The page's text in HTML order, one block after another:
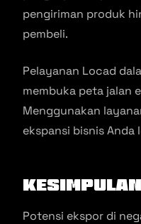
pengiriman produk
pembeli.
Pelayanan Locad
membuka peta jalan
Menggunakan
ekspansi bisnis Anda
Kesimpulan
Potensi ekspor di